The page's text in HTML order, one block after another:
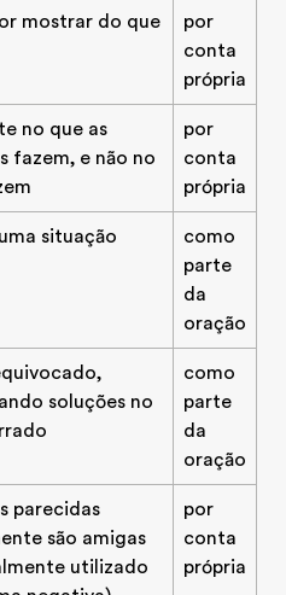
mostrar do que
por
conta
própria
no que as
fazem, e não no
por
conta
própria
situação
como
parte
da
oração
soluções no
como
parte
da
oração
parecidas
são amigas
utilizado
por
conta
própria